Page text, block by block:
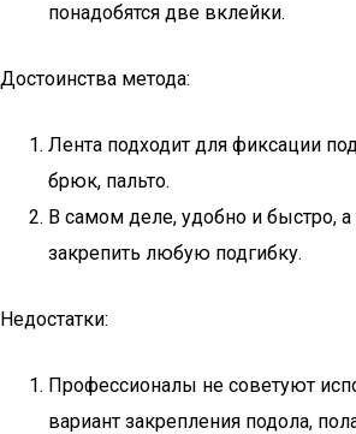
понадобятся две вклейки.
Достоинства метода:
Лента подходит для фиксации
брюк, пальто.
В самом деле, удобно и быстро,
закрепить любую подгибку.
Недостатки:
Профессионалы не советуют
вариант закрепления подола,